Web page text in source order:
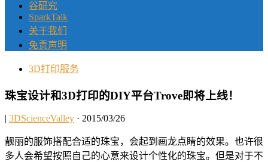
谷研究
SparkTalk
关于我们
免责声明
3D打印服务
珠宝设计和3D打印的DIY平台Trove即将上线！
| 3DScienceValley · 2015/03/26
靓丽的服饰搭配合适的珠宝，会起到画龙点睛的效果。也许很
多人会希望按照自己的心意来设计个性化的珠宝。但是对于不